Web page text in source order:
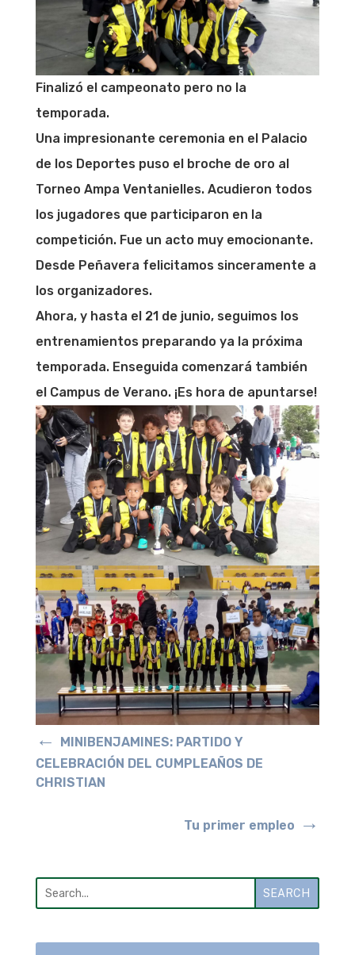
Finalizó el campeonato pero no la
temporada.
Una impresionante ceremonia en el Palacio
de los Deportes puso el broche de oro al
Torneo Ampa Ventanielles. Acudieron todos
los jugadores que participaron en la
competición. Fue un acto muy emocionante.
Desde Peñavera felicitamos sinceramente a
los organizadores.
Ahora, y hasta el 21 de junio, seguimos los
entrenamientos preparando ya la próxima
temporada. Enseguida comenzará también
el Campus de Verano. ¡Es hora de apuntarse!
←
MINIBENJAMINES: PARTIDO Y
CELEBRACIÓN DEL CUMPLEAÑOS DE
CHRISTIAN
Tu primer empleo →
SEARCH